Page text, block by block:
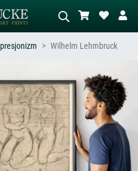
Opisz scenę – np. zielona łąka,
abstrakcja z czerwienią, ciemny olej,
stojący akt obok drzewa.
Wilhelm Lehmbruck